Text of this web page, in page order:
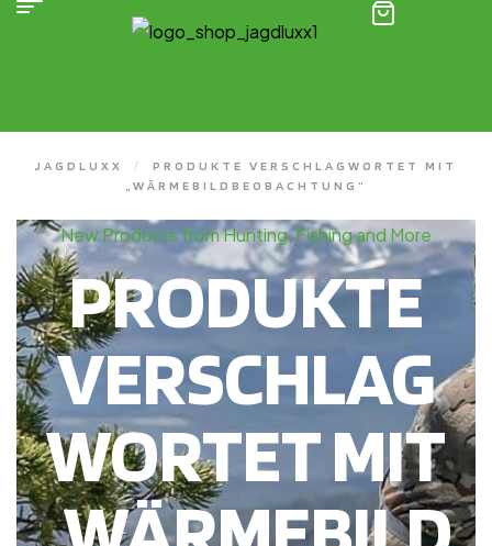
JAGDLUXX /
PRODUKTE VERSCHLAGWORTET MIT
„WÄRMEBILDBEOBACHTUNG“
New Products from Hunting, Fishing and More
PRODUKTE
VERSCHLAG
WORTET MIT